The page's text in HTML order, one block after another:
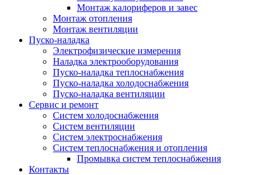
Монтаж калориферов и завес
Монтаж отопления
Монтаж вентиляции
Пуско-наладка
Электрофизические измерения
Наладка электрооборудования
Пуско-наладка теплоснабжения
Пуско-наладка холодоснабжения
Пуско-наладка вентиляции
Сервис и ремонт
Систем холодоснабжения
Систем вентиляции
Систем электроснабжения
Систем теплоснабжения и отопления
Промывка систем теплоснабжения
Контакты